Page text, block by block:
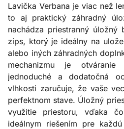
Lavička Verbana je viac než
to aj praktický záhradný
nachádza priestranný
zips, ktorý je ideálny na
alebo iných záhradných
mechanizmu je
jednoduché a dodatočná
vlhkosti zaručuje, že vaše
perfektnom stave. Úložný
využitie priestoru, vďaka
ideálnym riešením pre